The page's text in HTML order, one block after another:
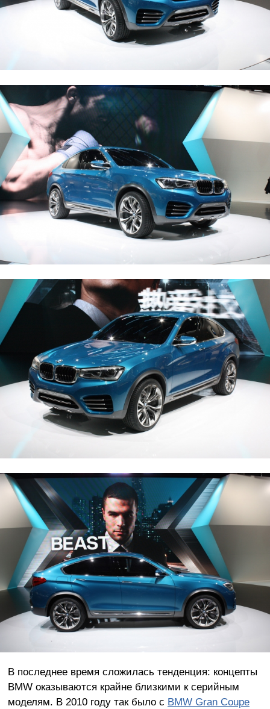
В последнее время сложилась тенденция: концепты
BMW оказываются крайне близкими к серийным
моделям. В 2010 году так было с BMW Gran Coupe